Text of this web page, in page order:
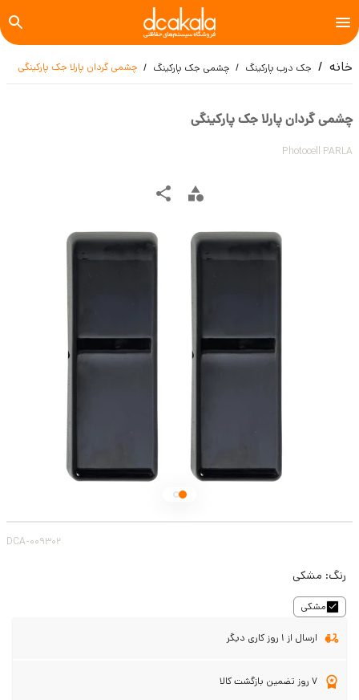
خانه جک درب پارکینگ چشمی جک پارکینگ چشمی گردان پارلا جک پارکینگی
چشمی گردان پارلا جک پارکینگی
Photocell PARLA
DCA-009302
رنگ: مشکی
مشکی
ارسال از 1 روز کاری دیگر
7 روز تضمین بازگشت کالا